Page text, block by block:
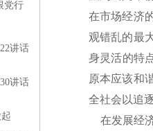
党行
讲话
讲话
在市场经济
观错乱的最
身灵活的特
原本应该和
全社会以追
在发展经